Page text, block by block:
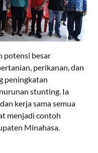
potensi besar
perikanan, dan
peningkatan
stunting. Ia
kerja sama semua
menjadi contoh
Minahasa.